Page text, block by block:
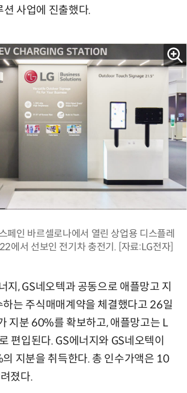
션 사업에 진출했다.
페인 바르셀로나에서 열린 상업용 디스플레
에서 선보인 전기차 충전기. [자료:LG전자]
지, GS네오텍과 공동으로 애플망고 지
는 주식매매계약을 체결했다고 26일
지분 60%를 확보하고, 애플망고는 L
편입된다. GS에너지와 GS네오텍이
지분을 취득한다. 총 인수가액은 10
졌다.